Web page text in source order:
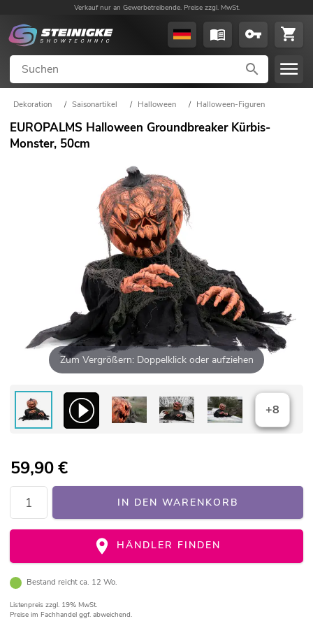
Verkauf nur an Gewerbetreibende. Preise zzgl. MwSt.
Dekoration / Saisonartikel / Halloween / Halloween-Figuren
EUROPALMS Halloween Groundbreaker Kürbis-
Monster, 50cm
Zum Vergrößern: Doppelklick oder aufziehen
+8
59,90€
IN DEN WARENKORB
HÄNDLER FINDEN
Bestand reicht ca. 12 Wo.
Listenpreis zzgl. 19% MwSt.
Preise im Fachhandel ggf. abweichend.